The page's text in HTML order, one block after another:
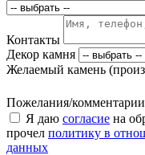
Контакты
Декор камня
Желаемый камень
Пожелания/комментарии
Я даю согласие на
прочел политику в
данных